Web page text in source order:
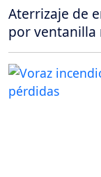
Aterrizaje de
por ventanilla